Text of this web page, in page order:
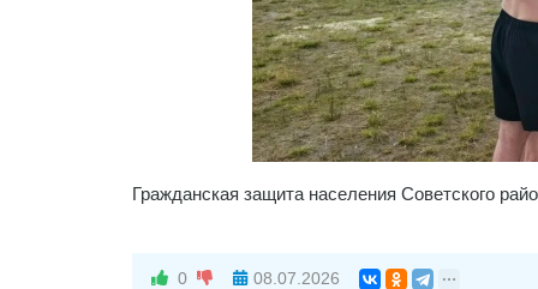
Гражданская защита населения Советского
0 08.07.2026